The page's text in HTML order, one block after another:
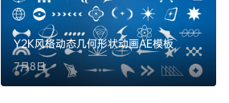
Y2K风格动态几何形状动画AE模板
7月8日